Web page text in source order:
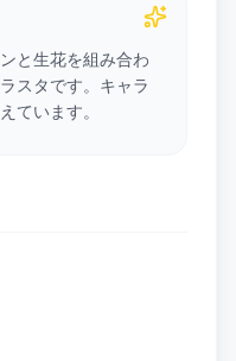
と生花を組み合わ
スタです。キャラ
ています。